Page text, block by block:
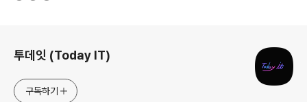
투데잇 (Today IT)
구독하기